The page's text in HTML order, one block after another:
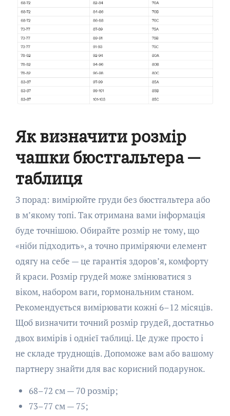
Як визначити розмір
чашки бюстгальтера —
таблиця
З порад: вимірюйте груди без бюстгальтера або
в м’якому топі. Так отримана вами інформація
буде точнішою. Обирайте розмір не тому, що
«ніби підходить», а точно приміряючи елемент
одягу на себе — це гарантія здоров’я, комфорту
й краси. Розмір грудей може змінюватися з
віком, набором ваги, гормональним станом.
Рекомендується вимірювати кожні 6–12 місяців.
Щоб визначити точний розмір грудей, достатньо
двох вимірів і однієї таблиці. Це дуже просто і
не складе труднощів. Допоможе вам або вашому
партнеру знайти для вас корисний подарунок.
68–72 см — 70 розмір;
73–77 см — 75;